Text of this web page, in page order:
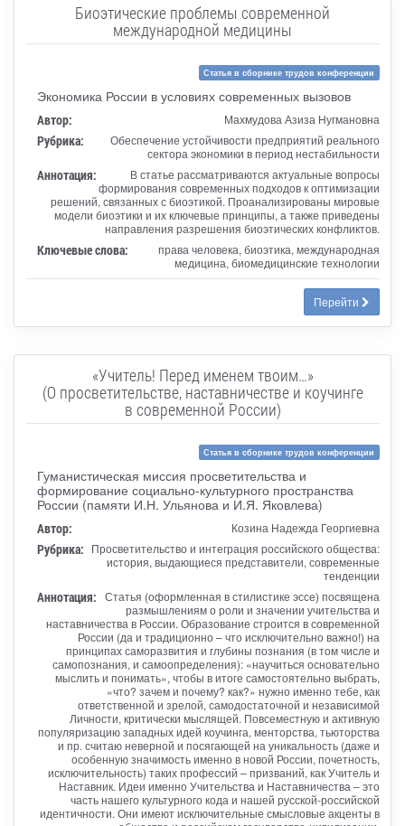
Биоэтические проблемы современной
международной медицины
Статья в сборнике трудов конференции
Экономика России в условиях современных вызовов
Автор: Махмудова Азиза Нугмановна
Рубрика:
Обеспечение устойчивости предприятий реального
сектора экономики в период нестабильности
Аннотация:
В статье рассматриваются актуальные вопросы
формирования современных подходов к оптимизации
решений, связанных с биоэтикой. Проанализированы мировые
модели биоэтики и их ключевые принципы, а также приведены
направления разрешения биоэтических конфликтов.
Ключевые слова:
права человека, биоэтика, международная
медицина, биомедицинские технологии
Перейти
«Учитель! Перед именем твоим…»
(О просветительстве, наставничестве и коучинге
в современной России)
Статья в сборнике трудов конференции
Гуманистическая миссия просветительства и
формирование социально-культурного пространства
России (памяти И.Н. Ульянова и И.Я. Яковлева)
Автор: Козина Надежда Георгиевна
Рубрика: Просветительство и интеграция российского общества:
история, выдающиеся представители, современные
тенденции
Аннотация: Статья (оформленная в стилистике эссе) посвящена
размышлениям о роли и значении учительства и
наставничества в России. Образование строится в современной
России (да и традиционно – что исключительно важно!) на
принципах саморазвития и глубины познания (в том числе и
самопознания, и самоопределения): «научиться основательно
мыслить и понимать», чтобы в итоге самостоятельно выбрать,
«что? зачем и почему? как?» нужно именно тебе, как
ответственной и зрелой, самодостаточной и независимой
Личности, критически мыслящей. Повсеместную и активную
популяризацию западных идей коучинга, менторства, тьюторства
и пр. считаю неверной и посягающей на уникальность (даже и
особенную значимость именно в новой России, почетность,
исключительность) таких профессий – призваний, как Учитель и
Наставник. Идеи именно Учительства и Наставничества – это
часть нашего культурного кода и нашей русской-российской
идентичности. Они имеют исключительные смысловые акценты в